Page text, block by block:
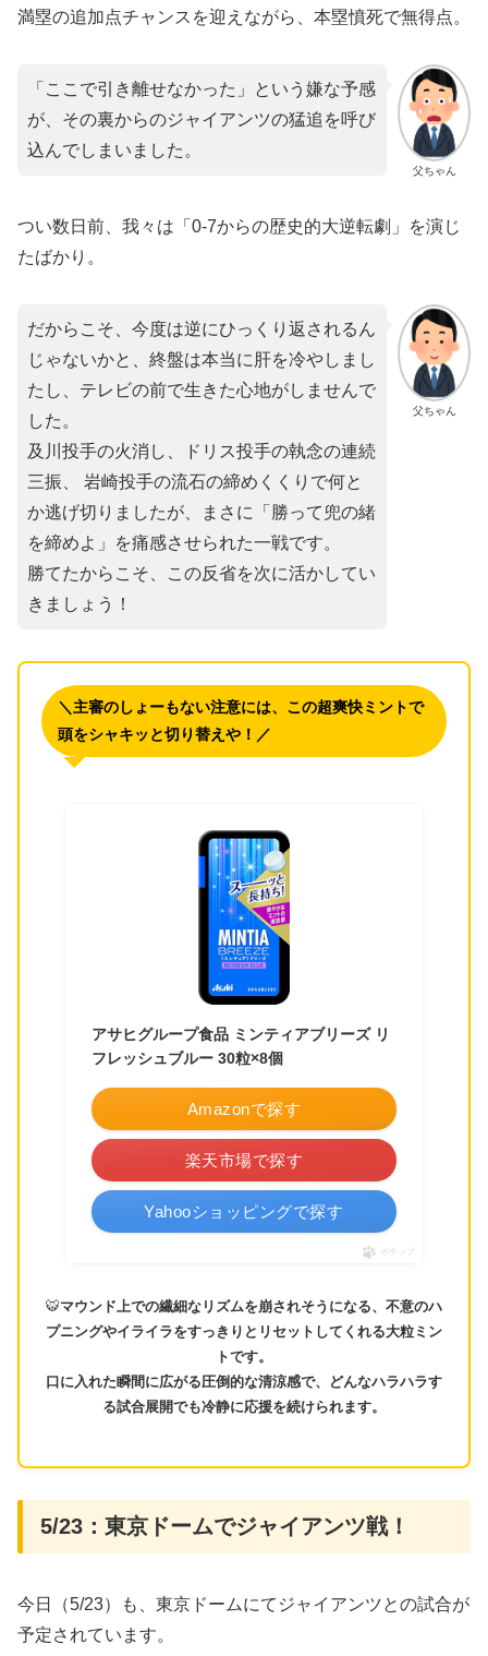
満塁の追加点チャンスを迎えながら、本塁憤死で無得点。
父ちゃん
「ここで引き離せなかった」という嫌な予感
が、その裏からのジャイアンツの猛追を呼び
込んでしまいました。
つい数日前、我々は「0-7からの歴史的大逆転劇」を演じ
たばかり。
父ちゃん
だからこそ、今度は逆にひっくり返されるん
じゃないかと、終盤は本当に肝を冷やしまし
たし、テレビの前で生きた心地がしませんで
した。
​及川投手の火消し、ドリス投手の執念の連続
三振、 岩崎投手の流石の締めくくりで何と
か逃げ切りましたが、まさに「勝って兜の緒
を締めよ」を痛感させられた一戦です。
勝てたからこそ、この反省を次に活かしてい
きましょう！
＼主審のしょーもない注意には、この超爽快ミントで
頭をシャキッと切り替えや！／
アサヒグループ食品 ミンティアブリーズ リ
フレッシュブルー 30粒×8個
Amazonで探す
楽天市場で探す
Yahooショッピングで探す
ポチップ
🐯マウンド上での繊細なリズムを崩されそうになる、不意のハ
プニングやイライラをすっきりとリセットしてくれる大粒ミン
トです。
口に入れた瞬間に広がる圧倒的な清涼感で、どんなハラハラす
る試合展開でも冷静に応援を続けられます。
5/23：東京ドームでジャイアンツ戦！
今日（5/23）も、東京ドームにてジャイアンツとの試合が
予定されています。